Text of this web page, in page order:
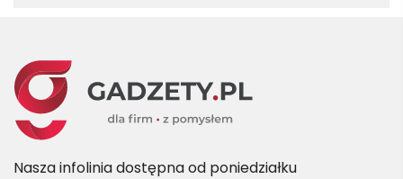
Nasza infolinia dostępna od poniedziałku